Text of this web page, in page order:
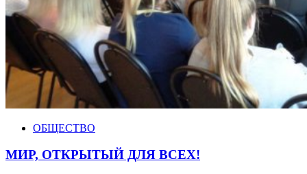
ОБЩЕСТВО
МИР, ОТКРЫТЫЙ ДЛЯ ВСЕХ!